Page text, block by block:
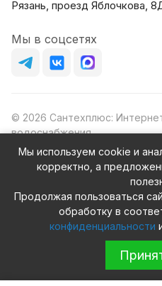
Рязань, проезд Яблочкова,
Мы в соцсетях
© 2026 Сантехплюс:
водоснабжения
Юридический адрес: 390023,
ИНН/КПП: 6230087631/
ОГРН: 1156230000080
Мы используем cookie и
корректно, а
Продолжая пользоваться
обработку в
конфиденциальности